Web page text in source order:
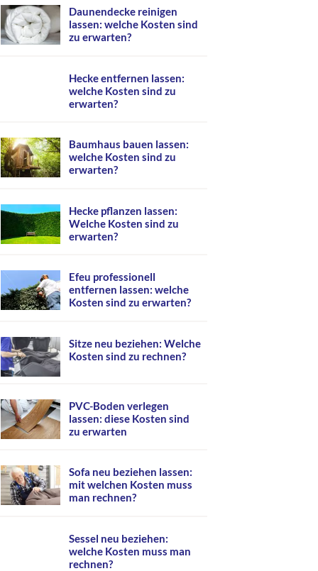
Daunendecke reinigen
lassen: welche Kosten sind
zu erwarten?
Hecke entfernen lassen:
welche Kosten sind zu
erwarten?
Baumhaus bauen lassen:
welche Kosten sind zu
erwarten?
Hecke pflanzen lassen:
Welche Kosten sind zu
erwarten?
Efeu professionell
entfernen lassen: welche
Kosten sind zu erwarten?
Sitze neu beziehen: Welche
Kosten sind zu rechnen?
PVC-Boden verlegen
lassen: diese Kosten sind
zu erwarten
Sofa neu beziehen lassen:
mit welchen Kosten muss
man rechnen?
Sessel neu beziehen:
welche Kosten muss man
rechnen?